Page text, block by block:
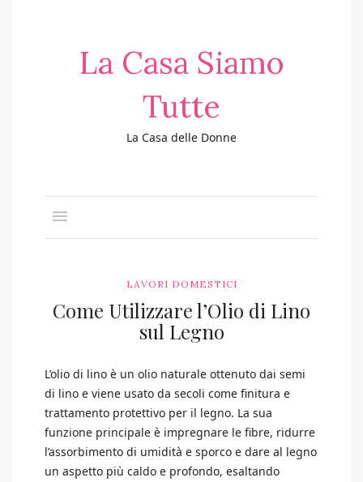
La Casa Siamo
Tutte
La Casa delle Donne
LAVORI DOMESTICI
Come Utilizzare l’Olio di Lino
sul Legno
L’olio di lino è un olio naturale ottenuto dai semi
di lino e viene usato da secoli come finitura e
trattamento protettivo per il legno. La sua
funzione principale è impregnare le fibre, ridurre
l’assorbimento di umidità e sporco e dare al legno
un aspetto più caldo e profondo, esaltando